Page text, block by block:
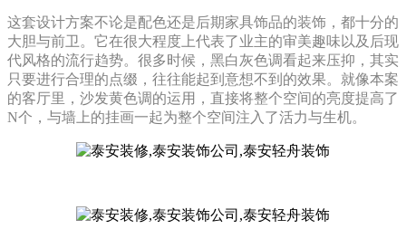
这套设计方案不论是配色还是后期家具饰品的装饰，都十分的
大胆与前卫。它在很大程度上代表了业主的审美趣味以及后现
代风格的流行趋势。很多时候，黑白灰色调看起来压抑，其实
只要进行合理的点缀，往往能起到意想不到的效果。就像本案
的客厅里，沙发黄色调的运用，直接将整个空间的亮度提高了
N个，与墙上的挂画一起为整个空间注入了活力与生机。